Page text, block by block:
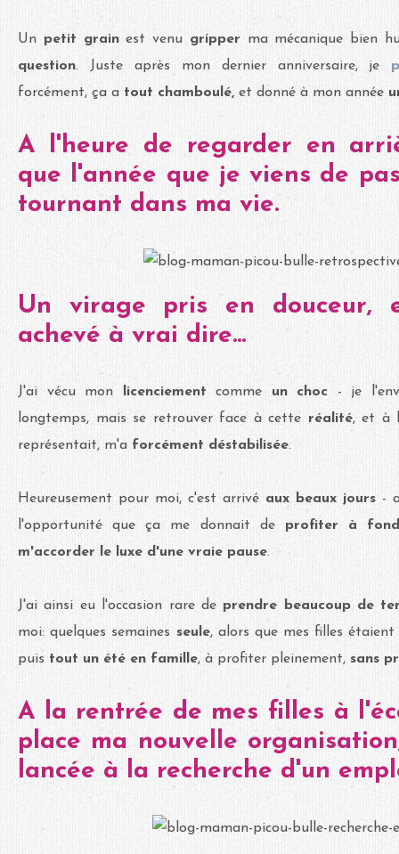
Un petit grainest venu gripper ma mécanique bien
question. Juste après mon dernier anniversaire, je
forcément, ça a tout chamboulé, et donné à mon année
A l'heure de regarder en
que l'année que je viens de
tournant dans ma vie.
Un virage pris en douceur,
achevé à vrai dire...
J'ai vécu mon licenciementcomme un choc - je
longtemps, mais se retrouver face à cette réalité, et à
représentait, m'a forcément déstabilisée.
Heureusement pour moi, c'est arrivé aux beaux jours -
l'opportunité que ça me donnait de profiter à
m'accorder le luxe d'une vraie pause.
J'ai ainsi eu l'occasion rare de prendre beaucoup de
moi: quelques semaines seule, alors que mes filles étaient
puis tout un été en famille, à profiter pleinement, sans
A la rentrée de mes filles à
place ma nouvelle
lancée à la recherche d'un